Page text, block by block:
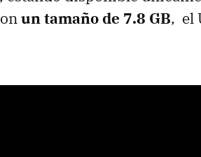
un tamaño de 7.8 GB, el